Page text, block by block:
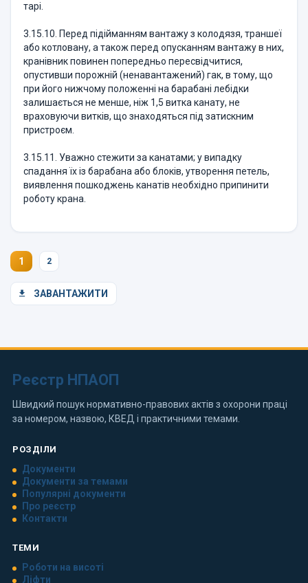
тарі.
3.15.10. Перед підійманням вантажу з колодязя, траншеї
або котловану, а також перед опусканням вантажу в них,
кранівник повинен попередньо пересвідчитися,
опустивши порожній (ненавантажений) гак, в тому, що
при його нижчому положенні на барабані лебідки
залишається не менше, ніж 1,5 витка канату, не
враховуючи витків, що знаходяться під затискним
пристроєм.
3.15.11. Уважно стежити за канатами; у випадку
спадання їх із барабана або блоків, утворення петель,
виявлення пошкоджень канатів необхідно припинити
роботу крана.
1 2
ЗАВАНТАЖИТИ
Реєстр НПАОП
Швидкий пошук нормативно-правових актів з охорони праці
за номером, назвою, КВЕД і практичними темами.
РОЗДІЛИ
Документи
Документи за темами
Популярні документи
Про реєстр
Контакти
ТЕМИ
Роботи на висоті
Ліфти